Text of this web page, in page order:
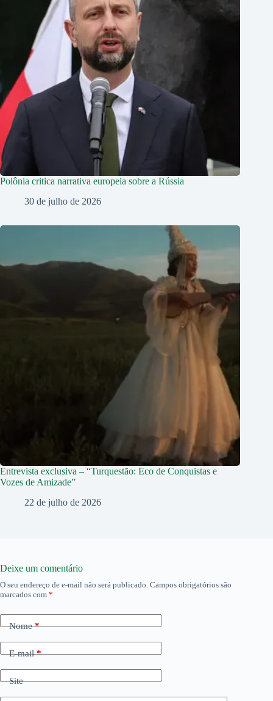
Polônia critica narrativa europeia sobre a Rússia
30 de julho de 2026
Entrevista exclusiva – “Turquestão: Eco de Conquistas e
Vozes de Amizade”
22 de julho de 2026
Deixe um comentário
O seu endereço de e-mail não será publicado. Campos obrigatórios são
marcados com *
Nome*
E-mail*
Site